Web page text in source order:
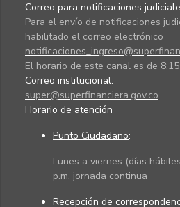
Correo para notificaciones
Para el envío de notificaciones
habilitado el correo electrónico
El horario de este canal es de 8:15
Correo institucional:
super@superfinanciera.gov.co
Horario de atención
Punto Ciudadano:
Lunes a viernes (días
p.m. jornada continua
Recepción de